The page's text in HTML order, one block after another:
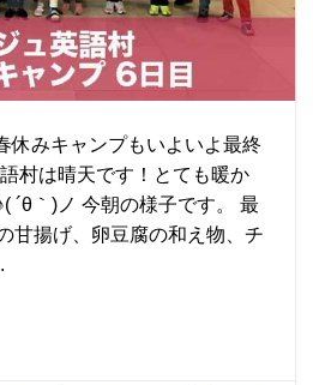
休みキャンプもいよいよ最終
村は晴天です！とても暖か
´θ｀)ノ 今朝の様子です。 最
甘揚げ、卵豆腐の和え物、チ